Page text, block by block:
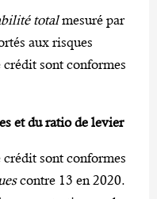
totalmesuré par
aux risques
crédit sont conformes
et du ratio de levier
sont conformes
contre 13 en 2020.